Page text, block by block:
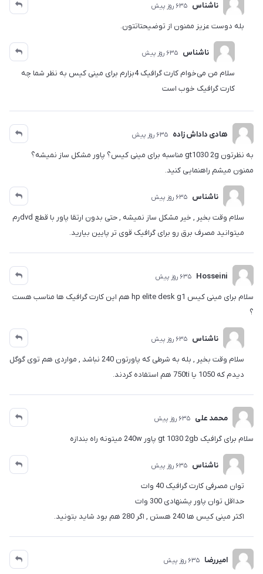
ناشناس 635 روز پیش
بله دوست عزیز ممنون از توضیحتاتتون.
ناشناس 635 روز پیش
سلام من می‌خوام کارت گرافیک 4بزارم برای مینی کیس به نظر شما چه
کارت گرافیک خوب است
هادی داداش زاده 635 روز پیش
به نظرتون gt1030 2g مناسبه برای مینی کیس؟ پاور مشکل ساز نمیشه؟
ممنون میشم راهنمایی کنید.
ناشناس 635 روز پیش
سلام وقت بخیر , خیر مشکل ساز نمیشه , حتی بدون ارتقا پاور با قطع dvdرم
میتوانید مصرف برق رو برای گرافیک قوی تر پایین بیارید.
Hosseini 635 روز پیش
سلام برای مینی کیس hp elite desk g1 هم این کارت گرافیک ها مناسب هست
؟
ناشناس 635 روز پیش
سلام وقت بخیر , بله به شرطی که پاورتون 240 نباشد , مواردی هم توی گوگل
دیدم که 1050 یا 750ti هم استفاده کردند.
محمد علی 635 روز پیش
سلام برای گرافیک gt 1030 2gb پاور 240w میتونه راه بندازه
ناشناس 635 روز پیش
توان مصرفی کارت گرافیک 40 وات
حداقل توان پاور پشنهادی 300 وات
اکثر مینی کیس ها 240 هستن , اگر 280 هم بود شاید بتونید.
امیررضا 635 روز پیش